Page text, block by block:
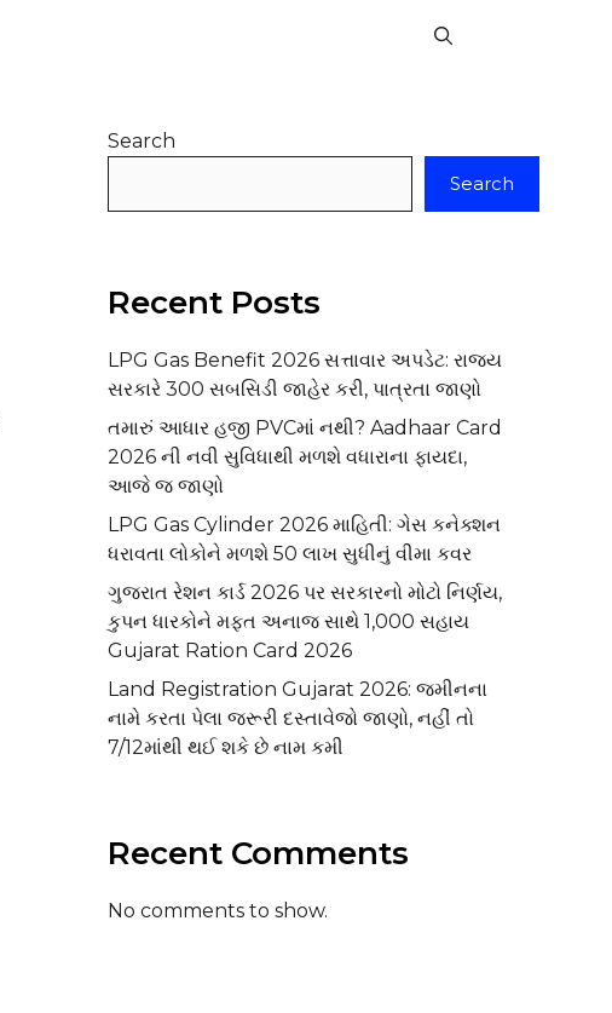
Search
Search
Recent Posts
LPG Gas Benefit 2026 સત્તાવાર અપડેટ: રાજ્ય
સરકારે ₹300 સબસિડી જાહેર કરી, પાત્રતા જાણો
તમારું આધાર હજી PVCમાં નથી? Aadhaar Card
2026 ની નવી સુવિધાથી મળશે વધારાના ફાયદા,
આજે જ જાણો
LPG Gas Cylinder 2026 માહિતી: ગેસ કનેક્શન
ધરાવતા લોકોને મળશે ₹50 લાખ સુધીનું વીમા કવર
ગુજરાત રેશન કાર્ડ 2026 પર સરકારનો મોટો નિર્ણય,
કુપન ધારકોને મફત અનાજ સાથે ₹1,000 સહાય
Gujarat Ration Card 2026
Land Registration Gujarat 2026: જમીનના
નામે કરતા પેલા જરૂરી દસ્તાવેજો જાણો, નહીં તો
7/12માંથી થઈ શકે છે નામ કમી
Recent Comments
No comments to show.